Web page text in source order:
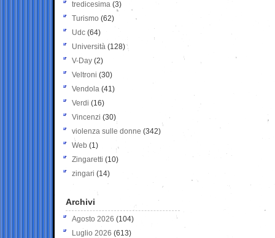
tredicesima (3)
Turismo (62)
Udc (64)
Università (128)
V-Day (2)
Veltroni (30)
Vendola (41)
Verdi (16)
Vincenzi (30)
violenza sulle donne (342)
Web (1)
Zingaretti (10)
zingari (14)
Archivi
Agosto 2026 (104)
Luglio 2026 (613)